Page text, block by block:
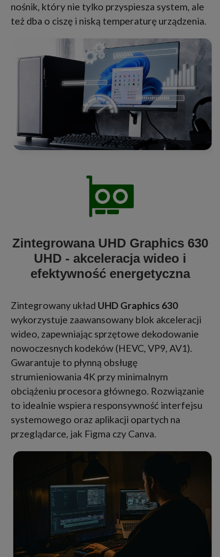
nośnik, który nie tylko przyspiesza system, ale
też dba o ciszę i niską temperaturę urządzenia.
Zintegrowana UHD Graphics 630
UHD - akceleracja wideo i
efektywność energetyczna
Zintegrowany układ UHD Graphics 630
wykorzystuje zaawansowany blok akceleracji
wideo, zapewniając sprzętowe dekodowanie
nowoczesnych kodeków (HEVC, VP9, AV1).
Gwarantuje to płynną obsługę
strumieniowania 4K przy minimalnym
obciążeniu procesora głównego. Rozwiązanie
to idealnie wspiera responsywność interfejsu
systemowego oraz aplikacji opartych na
przeglądarce, jak Figma czy Canva.